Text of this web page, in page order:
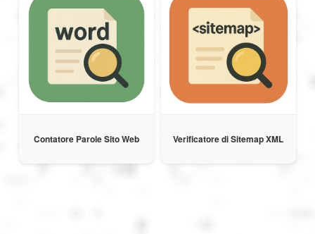
Contatore Parole Sito Web Verificatore di Sitemap XML